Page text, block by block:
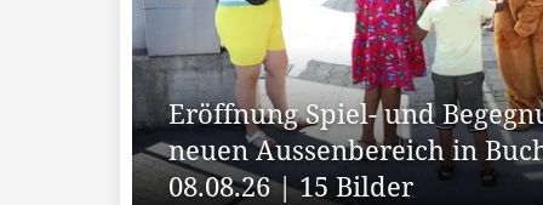
Eröffnung Spiel- und
neuen Aussenbereich in
08.08.26 | 15 Bilder